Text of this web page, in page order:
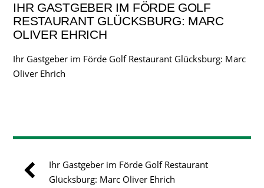
IHR GASTGEBER IM FÖRDE GOLF
RESTAURANT GLÜCKSBURG: MARC
OLIVER EHRICH
Ihr Gastgeber im Förde Golf Restaurant Glücksburg: Marc
Oliver Ehrich
Ihr Gastgeber im Förde Golf Restaurant
Glücksburg: Marc Oliver Ehrich